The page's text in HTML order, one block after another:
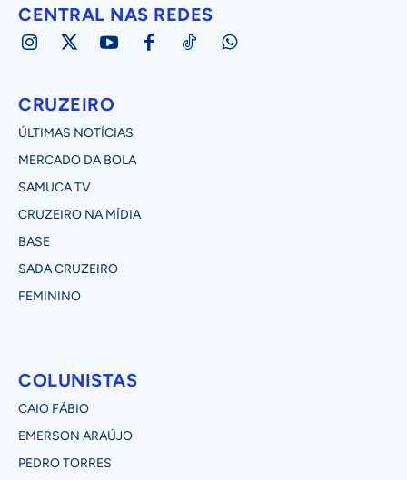
CENTRAL NAS REDES
CRUZEIRO
ÚLTIMAS NOTÍCIAS
MERCADO DA BOLA
SAMUCA TV
CRUZEIRO NA MÍDIA
BASE
SADA CRUZEIRO
FEMININO
COLUNISTAS
CAIO FÁBIO
EMERSON ARAÚJO
PEDRO TORRES